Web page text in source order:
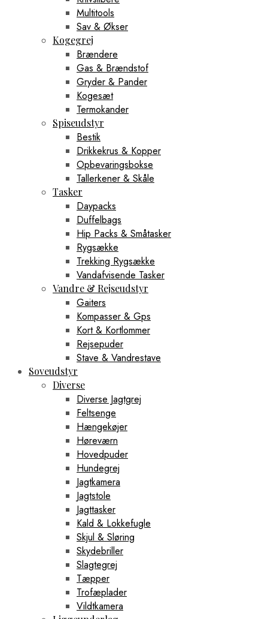
Multitools
Sav & Økser
Kogegrej
Brændere
Gas & Brændstof
Gryder & Pander
Kogesæt
Termokander
Spiseudstyr
Bestik
Drikkekrus & Kopper
Opbevaringsbokse
Tallerkener & Skåle
Tasker
Daypacks
Duffelbags
Hip Packs & Småtasker
Rygsække
Trekking Rygsække
Vandafvisende Tasker
Vandre & Rejseudstyr
Gaiters
Kompasser & Gps
Kort & Kortlommer
Rejsepuder
Stave & Vandrestave
Soveudstyr
Diverse
Diverse Jagtgrej
Feltsenge
Hængekøjer
Høreværn
Hovedpuder
Hundegrej
Jagtkamera
Jagtstole
Jagttasker
Kald & Lokkefugle
Skjul & Sløring
Skydebriller
Slagtegrej
Tæpper
Trofæplader
Vildtkamera